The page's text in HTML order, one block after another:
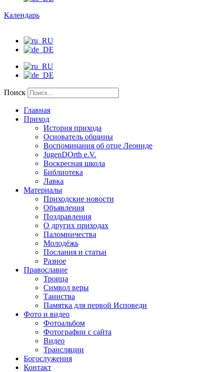
Календарь
Поиск
Главная
Приход
История прихода
Основатель общины
Воспоминания об отце Леониде
JugenDOrth e.V.
Воскресная школа
Библиотека
Лавка
Материалы
Приходские новости
Объявления
Поздравления
О других приходах
Паломничества
Молодёжь
Послания и статьи
Разное
Православие
Троица
Символ веры
Таинства
Памятка для первой Исповеди
Фото и видео
Фотоальбом
Фотографии с сайта
Видео
Трансляции
Богослужения
Контакт